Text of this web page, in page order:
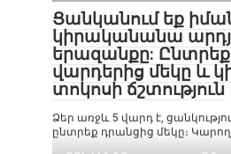
Ցանկանում եք
կիրականանա
երազանքը: Ընտրեք
վարդերից մեկը և
տոկոսի ճշտություն
Ձեր առջև 5 վարդ է,
ընտրեք դրանցից մեկը։